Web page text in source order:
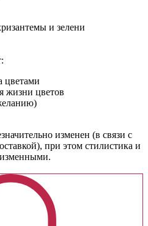
и зелени
цветами
жизни цветов
изменен (в связи с
при этом стилистика и